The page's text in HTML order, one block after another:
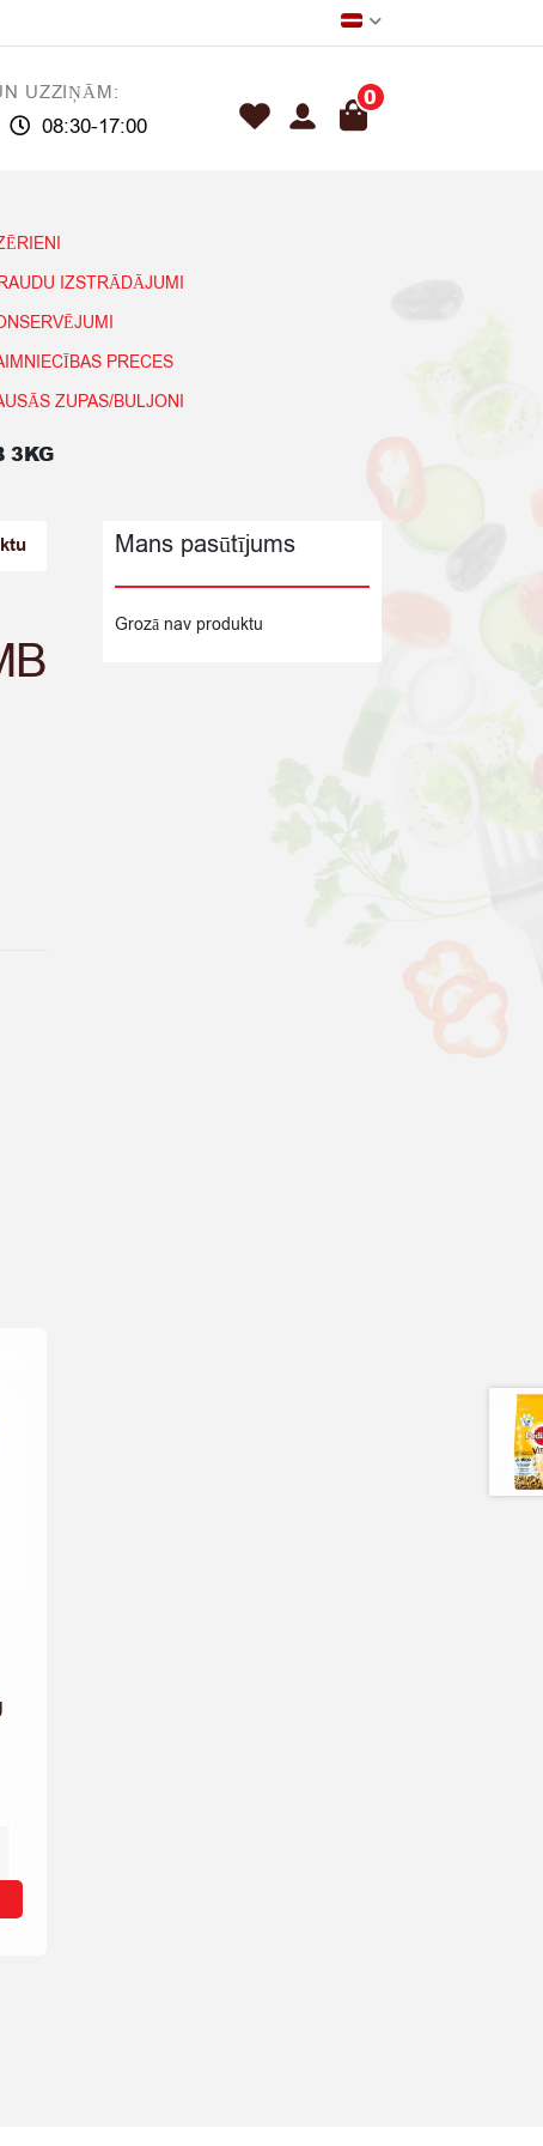
UZZIŅĀM:
08:30-17:00
0
IZSTRĀDĀJUMI
PRECES
ZUPAS/BULJONI
3KG
Mans pasūtījums
Grozā nav produktu